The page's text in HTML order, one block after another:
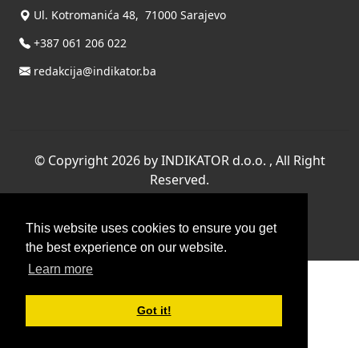
This website uses cookies to ensure you get
the best experience on our website.
Learn more
Got it!
Ul. Kotromanića 48, 71000 Sarajevo
+387 061 206 022
redakcija@indikator.ba
© Copyright 2026 by INDIKATOR d.o.o. , All Right
Reserved.
Powered by THYME SYSTEMS doo